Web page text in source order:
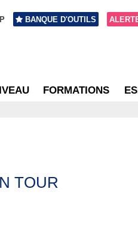
BANQUE D'OUTILS
FORMATIONS
TOUR